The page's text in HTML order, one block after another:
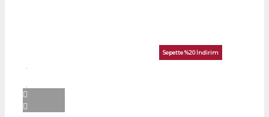
Sepette %20 İndirim